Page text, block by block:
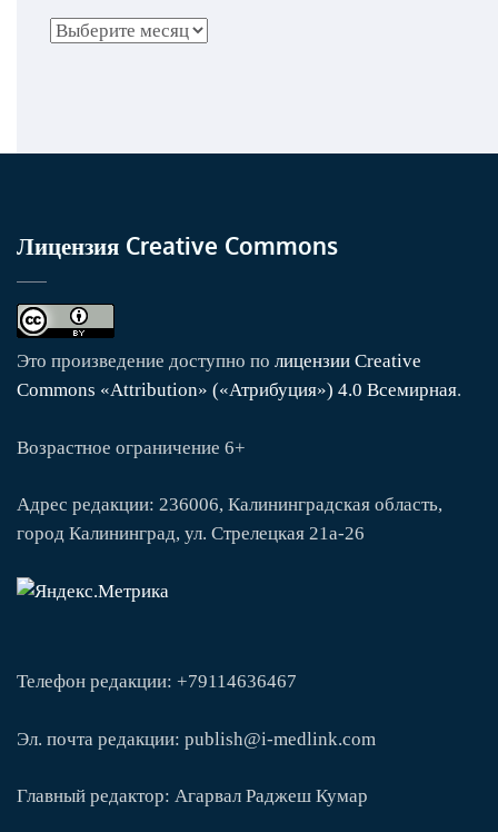
Архивы
Лицензия Creative Commons
Это произведение доступно по лицензии Creative
Commons «Attribution» («Атрибуция») 4.0 Всемирная.
Возрастное ограничение 6+
Адрес редакции: 236006, Калининградская область,
город Калининград, ул. Стрелецкая 21а-26
Телефон редакции: +79114636467
Эл. почта редакции: publish@i-medlink.com
Главный редактор: Агарвал Раджеш Кумар